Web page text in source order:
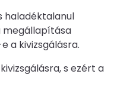
haladéktalanul
megállapítása
a kivizsgálásra.
s ezért a